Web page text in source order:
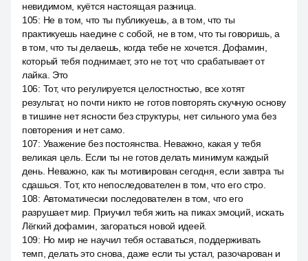
невидимом, куётся настоящая разница.
105: Не в том, что ты публикуешь, а в том, что ты
практикуешь наедине с собой, не в том, что ты говоришь, а
в том, что ты делаешь, когда тебе не хочется. Дофамин,
который тебя поднимает, это не тот, что срабатывает от
лайка. Это
106: Тот, что регулируется целостностью, все хотят
результат, но почти никто не готов повторять скучную основу
в тишине нет ясности без структуры, нет сильного ума без
повторения и нет само.
107: Уважение без постоянства. Неважно, какая у тебя
великая цель. Если ты не готов делать минимум каждый
день. Неважно, как ты мотивирован сегодня, если завтра ты
сдашься. Тот, кто непоследователен в том, что его стро.
108: Автоматически последователен в том, что его
разрушает мир. Приучил тебя жить на пиках эмоций, искать
Лёгкий дофамин, загораться новой идеей.
109: Но мир не научил тебя оставаться, поддерживать
темп, делать это снова, даже если ты устал, разочарован и